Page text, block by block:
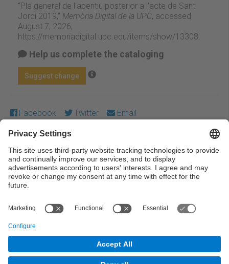
“Pla general de l'aperitiu posterior a l'acte de Sant
Jordi 2019,” Memòria Digital de la UPC, accessed
August 7, 2026,
https://memoriadigital.upc.edu/items/show/13308
Help us complete the cataloging
Suggest change
Facebook Twitter Email
Except where otherwise noted, content on this work is
licensed under a Creative Commons license:Attribution-
NonCommercial-NoDerivs 3.0 Spain